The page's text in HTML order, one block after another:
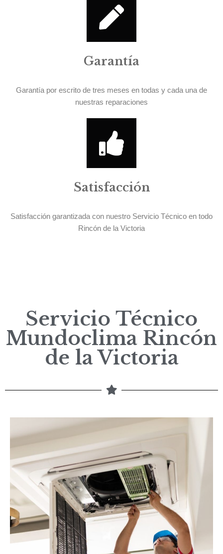
Garantía
Garantía por escrito de tres meses en todas y cada una de
nuestras reparaciones
Satisfacción
Satisfacción garantizada con nuestro Servicio Técnico en todo
Rincón de la Victoria
Servicio Técnico
Mundoclima Rincón
de la Victoria